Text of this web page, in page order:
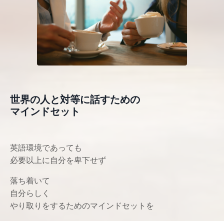
世界の人と対等に話すための
マインドセット
英語環境であっても
必要以上に自分を卑下せず
落ち着いて
自分らしく
やり取りをするためのマインドセットを